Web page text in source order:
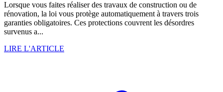
Lorsque vous faites réaliser des travaux de construction ou de
rénovation, la loi vous protège automatiquement à travers trois
garanties obligatoires. Ces protections couvrent les désordres
survenus a...
LIRE L'ARTICLE